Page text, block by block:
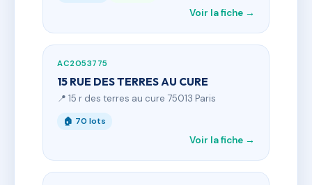
Voir la fiche →
AC2053775
15 RUE DES TERRES AU CURE
📍 15 r des terres au cure 75013 Paris
🏠 70 lots
Voir la fiche →